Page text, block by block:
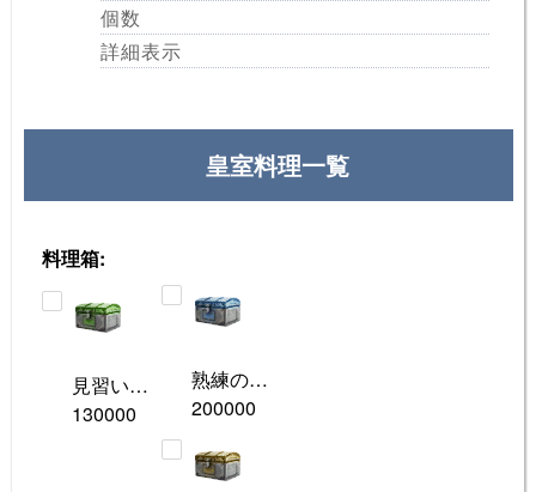
個数
詳細表示
皇室料理一覧
料理箱:
見習いの料理箱
130000
熟練の料理箱
200000